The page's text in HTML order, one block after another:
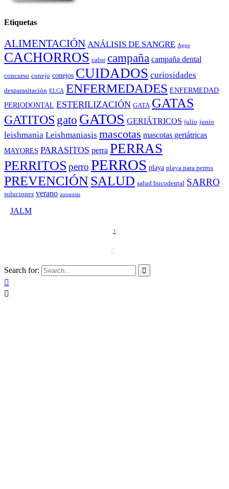
Etiquetas
ALIMENTACIÓN ANÁLISIS DE SANGRE Apps
CACHORROS calor campaña campaña dental
concurso conejo conejos CUIDADOS curiosidades
desparasitación ELCA ENFERMEDADES ENFERMEDAD
PERIODONTAL ESTERILIZACIÓN GATA GATAS
GATITOS gato GATOS GERIÁTRICOS julio junio
leishmania Leishmaniasis mascotas mascotas geriátricas
MAYORES PARASITOS perra PERRAS
PERRITOS perro PERROS playa playa para perros
PREVENCIÓNSALUD salud bucodental SARRO
soluciones verano zoonosis
JALM
↑

Search for: 

